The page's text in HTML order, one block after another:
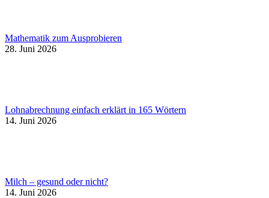
Mathematik zum Ausprobieren
28. Juni 2026
Lohnabrechnung einfach erklärt in 165 Wörtern
14. Juni 2026
Milch – gesund oder nicht?
14. Juni 2026